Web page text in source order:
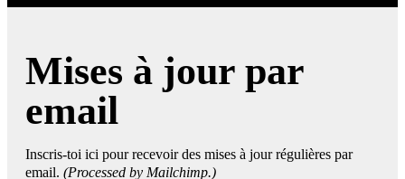
Mises à jour par
email
Inscris-toi ici pour recevoir des mises à jour régulières par
email. (Processed by Mailchimp.)